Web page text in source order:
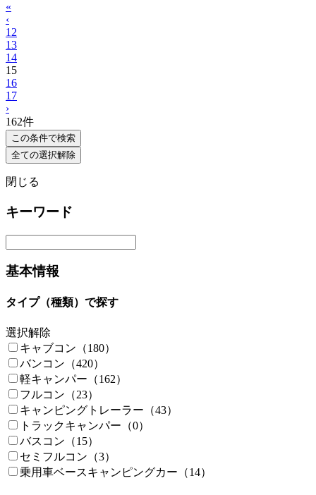
«
‹
12
13
14
15
16
17
›
162件
この条件で検索
全ての選択解除
閉じる
キーワード
基本情報
タイプ（種類）で探す
選択解除
キャブコン（180）
バンコン（420）
軽キャンパー（162）
フルコン（23）
キャンピングトレーラー（43）
トラックキャンパー（0）
バスコン（15）
セミフルコン（3）
乗用車ベースキャンピングカー（14）